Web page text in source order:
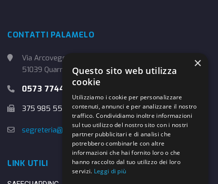
CONTATTI PALAMELO
Via Arcoveggio, 4
51039 Quarrata (PT)
0573 774457
375 985 5526
segreteria@danybasket.it
LINK UTILI
×
Questo sito web utilizza
cookie
Utilizziamo i cookie per personalizzare
contenuti, annunci e per analizzare il nostro
traffico. Condividiamo inoltre informazioni
sul tuo utilizzo del nostro sito con i nostri
partner pubblicitari e di analisi che
potrebbero combinarle con altre
informazioni che hai fornito loro o che
hanno raccolto dal tuo utilizzo dei loro
servizi. Leggi di più